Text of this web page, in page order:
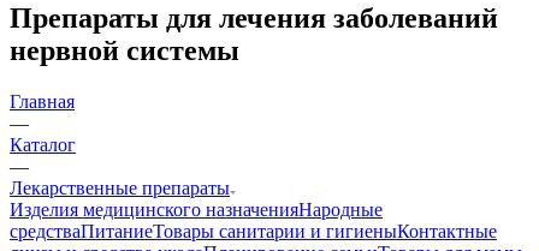
Препараты для лечения заболеваний
нервной системы
Главная
—
Каталог
—
Лекарственные препараты
Изделия медицинского назначенияНародные
средстваПитаниеТовары санитарии и гигиеныКонтактные